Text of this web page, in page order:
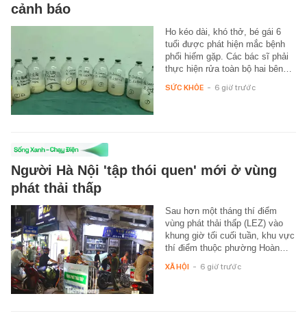
cảnh báo
Ho kéo dài, khó thở, bé gái 6
tuổi được phát hiện mắc bệnh
phổi hiếm gặp. Các bác sĩ phải
thực hiện rửa toàn bộ hai bên…
SỨC KHỎE - 6 giờ trước
Người Hà Nội 'tập thói quen' mới ở vùng
phát thải thấp
Sau hơn một tháng thí điểm
vùng phát thải thấp (LEZ) vào
khung giờ tối cuối tuần, khu vực
thí điểm thuộc phường Hoàn…
XÃ HỘI - 6 giờ trước